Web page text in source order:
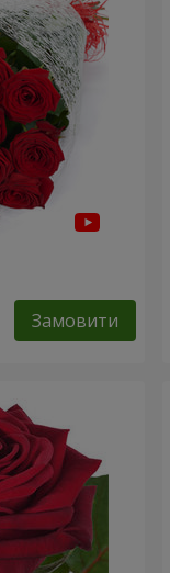
Замовити